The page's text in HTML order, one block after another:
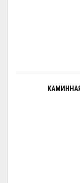
КАМИННАЯ